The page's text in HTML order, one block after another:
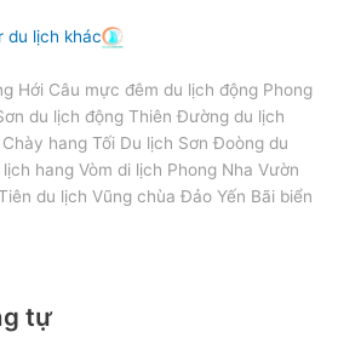
du lịch khác
Hới Câu mực đêm du lịch động Phong
du lịch động Thiên Đường du lịch
hang Tối Du lịch Sơn Đoòng du
hang Vòm di lịch Phong Nha Vườn
du lịch Vũng chùa Đảo Yến Bãi biển
tự